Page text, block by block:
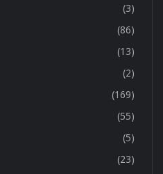
(3)
(86)
(13)
(2)
(169)
(55)
(5)
(23)